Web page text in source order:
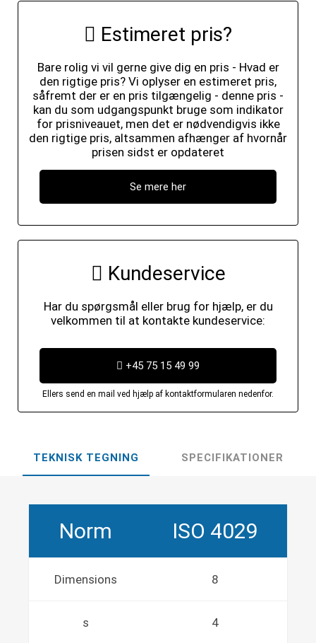
Estimeret pris?
Bare rolig vi vil gerne give dig en pris - Hvad er
den rigtige pris? Vi oplyser en estimeret pris,
såfremt der er en pris tilgængelig - denne pris -
kan du som udgangspunkt bruge som indikator
for prisniveauet, men det er nødvendigvis ikke
den rigtige pris, altsammen afhænger af hvornår
prisen sidst er opdateret
Se mere her
Kundeservice
Har du spørgsmål eller brug for hjælp, er du
velkommen til at kontakte kundeservice:
+45 75 15 49 99
Ellers send en mail ved hjælp af kontaktformularen nedenfor.
TEKNISK TEGNING SPECIFIKATIONER
Norm ISO 4029
Dimensions 8
s 4